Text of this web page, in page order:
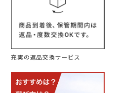
充実の返品交換サービス